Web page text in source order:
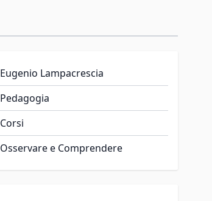
Eugenio Lampacrescia
Pedagogia
Corsi
Osservare e Comprendere